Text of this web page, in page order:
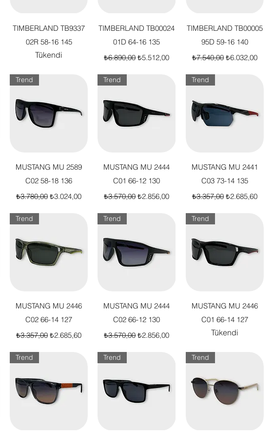
Hızlı Bakış
TIMBERLAND TB9337
02R 58-16 145
Tükendi
Hızlı Bakış
TIMBERLAND TB00024
01D 64-16 135
Normal Fiyat
₺6.890,00İndirimli Fiyat
₺5.512,00
Hızlı Bakış
TIMBERLAND TB00005
95D 59-16 140
Normal Fiyat
₺7.540,00 İndirimli Fiyat
₺6.032,00
Hızlı Bakış
Trend
MUSTANG MU 2589
C02 58-18 136
Normal Fiyat
₺3.780,00 İndirimli Fiyat
₺3.024,00
Hızlı Bakış
Trend
MUSTANG MU 2444
C01 66-12 130
Normal Fiyat
₺3.570,00İndirimli Fiyat
₺2.856,00
Hızlı Bakış
Trend
MUSTANG MU 2441
C03 73-14 135
Normal Fiyat
₺3.357,00 İndirimli Fiyat
₺2.685,60
Hızlı Bakış
Trend
MUSTANG MU 2446
C02 66-14 127
Normal Fiyat
₺3.357,00 İndirimli Fiyat
₺2.685,60
Hızlı Bakış
Trend
MUSTANG MU 2444
C02 66-12 130
Normal Fiyat
₺3.570,00İndirimli Fiyat
₺2.856,00
Hızlı Bakış
Trend
MUSTANG MU 2446
C01 66-14 127
Tükendi
Trend Trend Trend